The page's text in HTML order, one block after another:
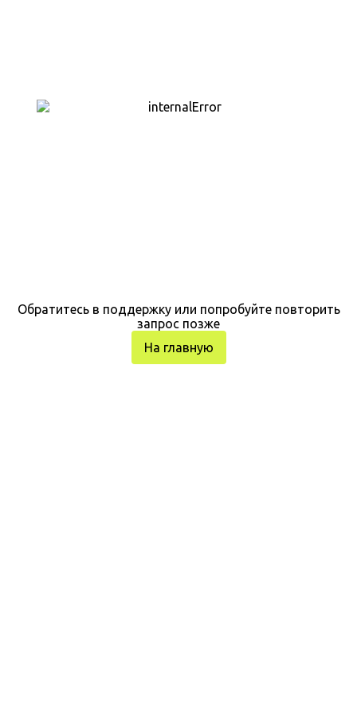
Обратитесь в поддержку или попробуйте повторить
запрос позже
На главную